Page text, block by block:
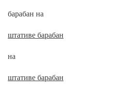
барабан на
штативе барабан
на
штативе барабан